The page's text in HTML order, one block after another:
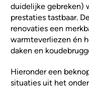
duidelijke gebreken)
prestaties tastbaar.
renovaties een
warmteverliezen én
daken en
Hieronder een
situaties uit het